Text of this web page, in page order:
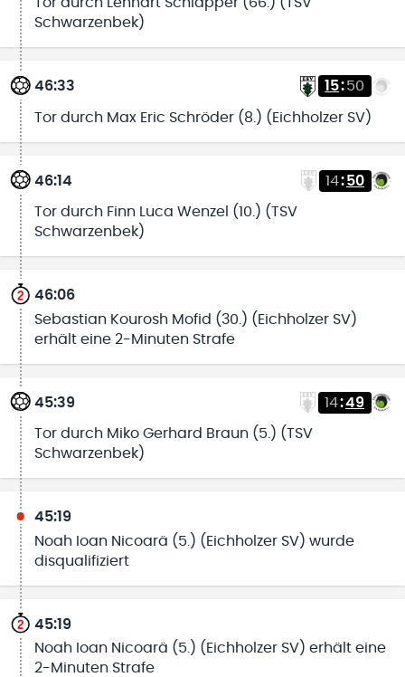
Tor durch Lennart Schlapper (66.) (TSV
Schwarzenbek)
46:33 15:50
Tor durch Max Eric Schröder (8.) (Eichholzer SV)
46:14 14:50
Tor durch Finn Luca Wenzel (10.) (TSV
Schwarzenbek)
46:06
Sebastian Kourosh Mofid (30.) (Eichholzer SV)
erhält eine 2-Minuten Strafe
45:39 14:49
Tor durch Miko Gerhard Braun (5.) (TSV
Schwarzenbek)
45:19
Noah Ioan Nicoarä (5.) (Eichholzer SV) wurde
disqualifiziert
45:19
Noah Ioan Nicoarä (5.) (Eichholzer SV) erhält eine
2-Minuten Strafe